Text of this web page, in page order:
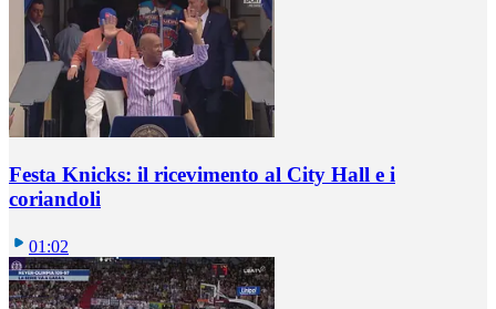
Festa Knicks: il ricevimento al City Hall e i
coriandoli
01:02